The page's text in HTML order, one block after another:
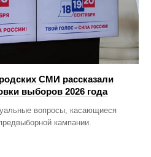
СМИ рассказали
выборов 2026 года
вопросы, касающиеся
кампании.